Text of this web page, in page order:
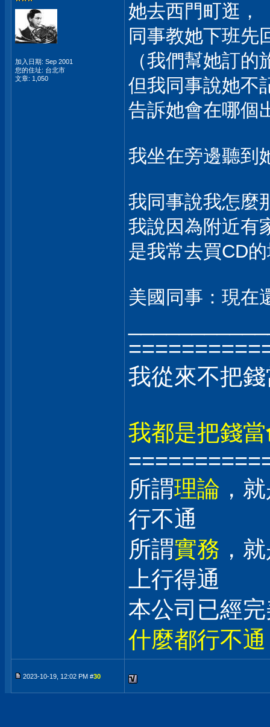
加入日期: Sep 2001
您的住址: 台北市
文章: 1,050
她去西門町逛，
同事教她下班先
（我們幫她訂
但我同事說她不
告訴她會在哪個
我坐在旁邊聽到
我同事說我怎麼
我說因為附近有
是我常去買CD
美國同事：現在
我從來不把
我都是把錢當
所謂理論 ，
行不通
所謂實務 ，
上行得通
本公司已經
什麼都行不
2023-10-19, 12:02 PM #30